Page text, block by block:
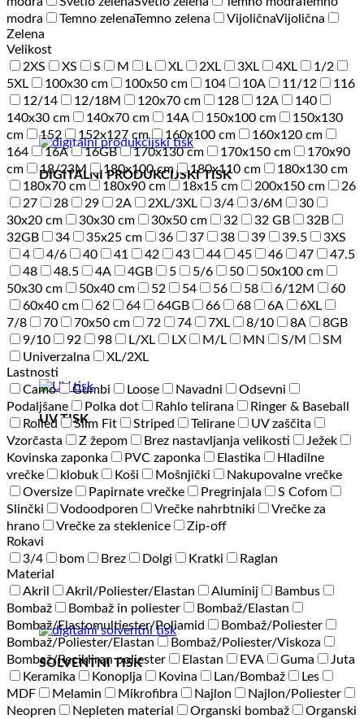
DIGITALNI PRODUKCIJSKI TISK
UV TISK
SOLVENTNI TISK
modra
Temno zelenaTemno zelena VijoličnaVijolična
Zelena
Velikost
2XS
XS S M L XL 2XL 3XL 4XL
1/2
5XL
100x30 cm 100x50 cm 104 10A 11/12
116
12/14
12/18M 120x70 cm 128 12A
140
140x30 cm
140x70 cm 14A 150x100 cm
150x130
cm
152 152x127 cm 160x100 cm
160x120 cm
164
16A 16GB 170x130 cm 170x150 cm
170x90
cm
18/23M 180x100 cm 180x110 cm
180x130 cm
180x70 cm
180x90 cm 18x15 cm 200x150 cm
26
27
28 29 2A 2XL/3XL 3/4 3/6M
30
30x20 cm
30x30 cm 30x50 cm 32 32 GB
32B
32GB
34 35x25 cm 36 37 38 39 39.5
3XS
4
4/6 40 41 42 43 44 45 46 47
47.5
48
48.5 4A 4GB 5 5/6 50
50x100 cm
50x30 cm
50x40 cm 52 54 56 58 6/12M
60
60x40 cm
62 64 64GB 66 68 6A
6XL
7/8
70 70x50 cm 72 74 7XL 8/10 8A
8GB
9/10
92 98 L/XL LX M/L MN S/M
SM
Univerzalna
XL/2XL
Lastnosti
Camo
Gumbi Loose Navadni
Odsevni
Podaljšane
Polka dot Rahlo telirana
Ringer & Baseball
Rolled
Slim Fit Striped Telirane
UV zaščita
Vzorčasta
Z žepom Brez nastavljanja velikosti
Ježek
Kovinska zaponka
PVC zaponka Elastika
Hladilne
vrečke
klobuk Koši Mošnjički
Nakupovalne vrečke
Oversize
Papirnate vrečke Pregrinjala
S Cofom
Slinčki
Vodoodporen Vrečke nahrbtniki
Vrečke za
hrano
Vrečke za steklenice
Zip-off
Rokavi
3/4
bom Brez Dolgi Kratki
Raglan
Material
Akril
Akril/Poliester/Elastan Aluminij
Bambus
Bombaž
Bombaž in poliester
Bombaž/Elastan
Bombaž/Elastomultiester/Poliamid
Bombaž/Poliester
Bombaž/Poliester/Elastan
Bombaž/Poliester/Viskoza
Bombaž/Recikliran poliester
Elastan EVA Guma
Juta
Keramika
Konoplja Kovina Lan/Bombaž
Les
MDF
Melamin Mikrofibra Najlon
Najlon/Poliester
Neopren
Nepleten material Organski bombaž
Organski